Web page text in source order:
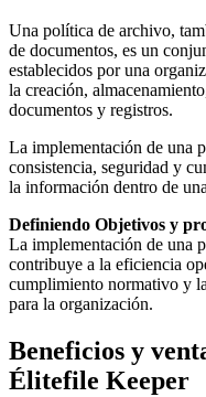
Una política de archivo,
de documentos, es un
establecidos por una
la creación,
documentos y registros.
La implementación de una
consistencia, seguridad y
la información dentro de
Definiendo Objetivos y
La implementación de una
contribuye a la eficiencia
cumplimiento normativo y
para la organización.
Beneficios y
Élitefile Keeper